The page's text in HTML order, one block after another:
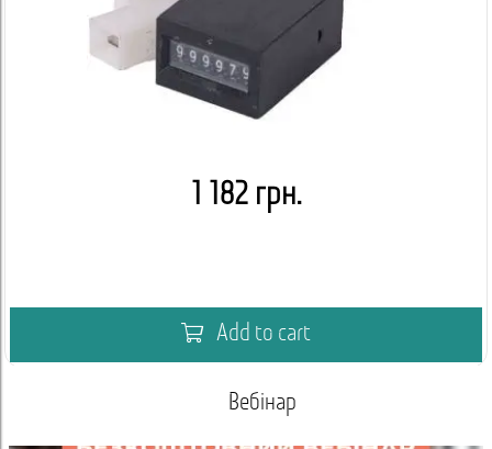
1 182 грн.
Add to cart
Вебінар